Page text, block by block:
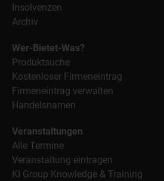
Insolvenzen
Archiv
Wer-Bietet-Was?
Produktsuche
Kostenloser Firmeneintrag
Firmeneintrag verwalten
Handelsnamen
Veranstaltungen
Alle Termine
Veranstaltung eintragen
KI Group Knowledge & Training